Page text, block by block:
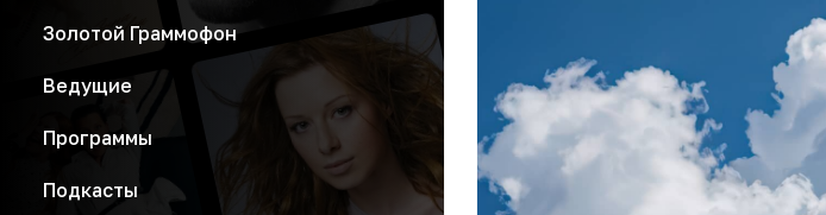
Золотой Граммофон
Ведущие
Программы
Подкасты